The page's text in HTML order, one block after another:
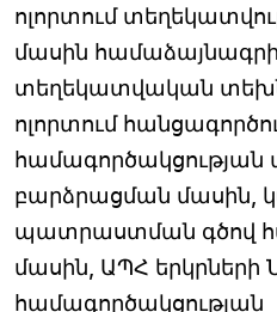
ոլորտում
մասին
տեղեկատվական
ոլորտում
համագործակցության
բարձրացման մասին,
պատրաստման գծով
մասին, ԱՊՀ երկրների
համագործակցության